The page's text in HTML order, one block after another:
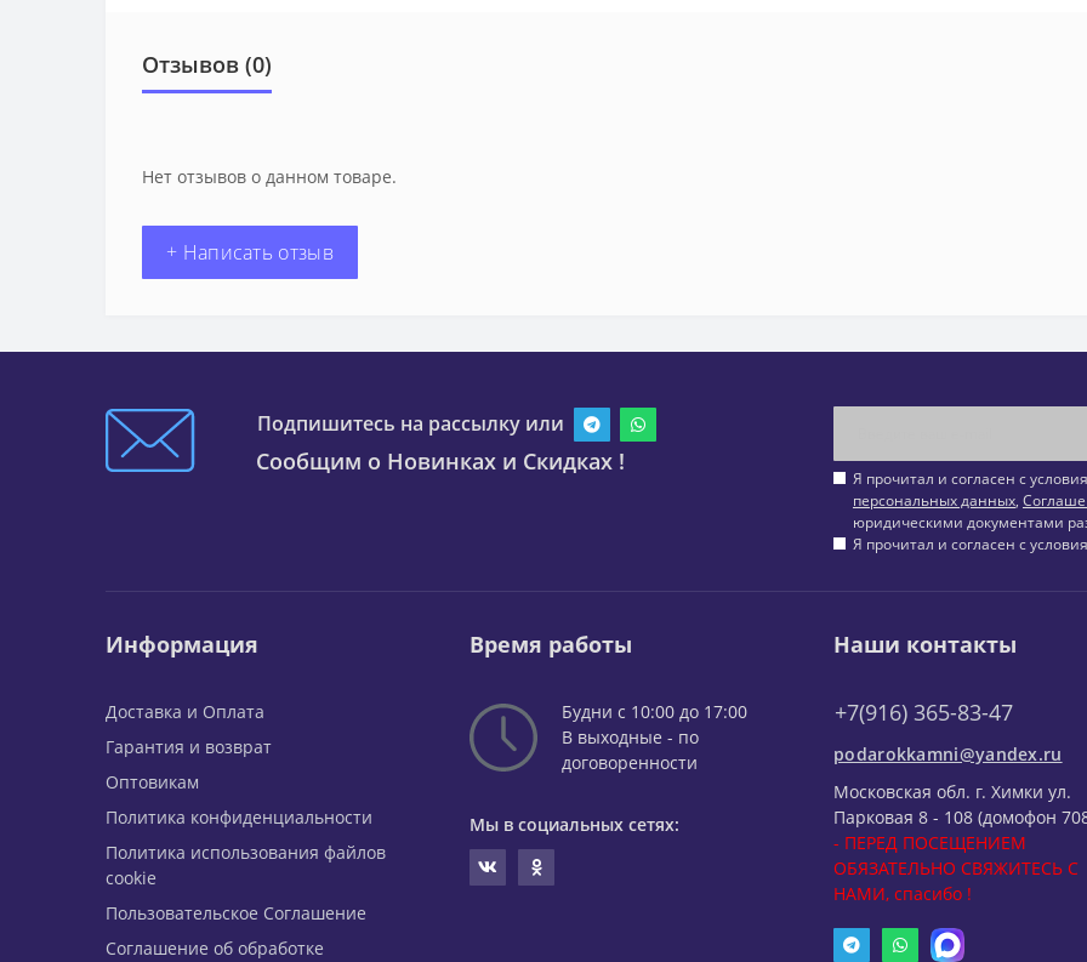
Отзывов (0)
Нет отзывов о данном товаре.
+ Написать отзыв
Подпишитесь на рассылку или
Сообщим о Новинках и Скидках !
Я прочитал и согласен с
персональных данных,
юридическими документами
Я прочитал и согласен с
Информация
Доставка и Оплата
Гарантия и возврат
Оптовикам
Политика конфиденциальности
Политика использования файлов
cookie
Пользовательское Соглашение
Соглашение об обработке
Время работы
Будни с 10:00 до 17:00
В выходные - по
договоренности
Мы в социальных сетях:
Наши контакты
+7(916) 365-83-47
podarokkamni@yandex.ru
Московская обл. г. Химки ул.
Парковая 8 - 108 (домофон
- ПЕРЕД ПОСЕЩЕНИЕМ
ОБЯЗАТЕЛЬНО СВЯЖИТЕСЬ С
НАМИ, спасибо !